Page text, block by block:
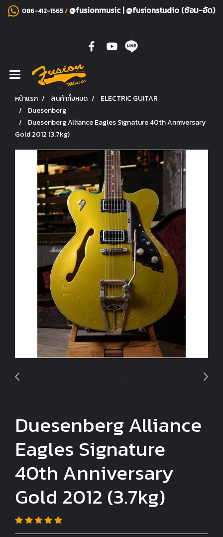
086-412-1565/ @fusionmusic|@fusionstudio (ซ้อม-อัด)
หน้าแรก สินค้าทั้งหมด
ELECTRIC GUITAR
Duesenberg
Duesenberg Alliance Eagles Signature 40th Anniversary
Gold 2012 (3.7kg)
Duesenberg Alliance
Eagles Signature
40th Anniversary
Gold 2012 (3.7kg)